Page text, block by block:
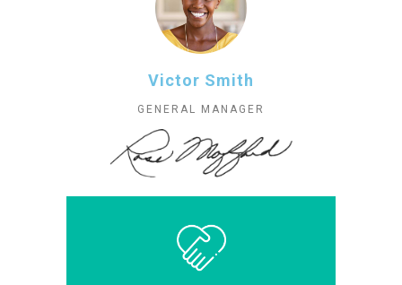
Victor Smith
GENERAL MANAGER